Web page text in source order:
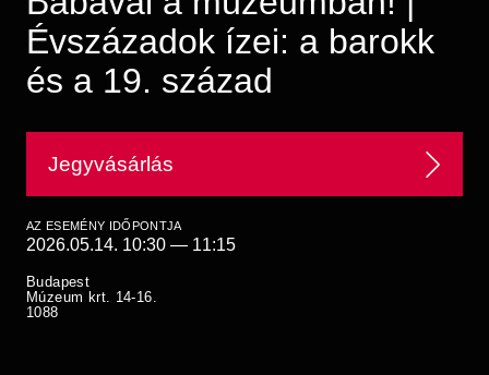
Régészet
Tagintézmények
Felnőttképzés
Képcsarnok
Történeti Fényképtár
Éremtár
Évszázadok ízei: a barokk
és a 19. század
Jegyvásárlás
AZ ESEMÉNY IDŐPONTJA
2026.05.14. 10:30 — 11:15
Budapest
Múzeum krt. 14-16.
1088